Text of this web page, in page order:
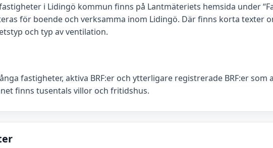
i Lidingö kommun finns på Lantmäteriets hemsida under
för boende och verksamma inom Lidingö. Där finns korta texter
och typ av ventilation.
fastigheter, aktiva BRF:er och ytterligare registrerade BRF:er
finns tusentals villor och fritidshus.